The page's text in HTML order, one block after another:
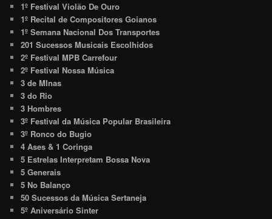
1º Festival Violão De Ouro
1º Recital de Compositores Goianos
1º Semana Nacional Dos Transportes
201 Sucessos Musicais Escolhidos
2º Festival MPB Carrefour
2º Festival Nossa Música
3 de MInas
3 do Rio
3 Hombres
3º Festival da Música Popular Brasileira
3º Ronco do Bugio
4 Ases & 1 Coringa
5 Estrelas Interpretam Bossa Nova
5 Generais
5 No Balanço
50 Sucessos da Música Sertaneja
5º Aniversário Sinter